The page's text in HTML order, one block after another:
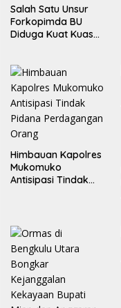
Salah Satu Unsur
Forkopimda BU
Diduga Kuat Kuasai
Laki Lapor
Kejagung
Himbauan Kapolres
Mukomuko
Antisipasi Tindak